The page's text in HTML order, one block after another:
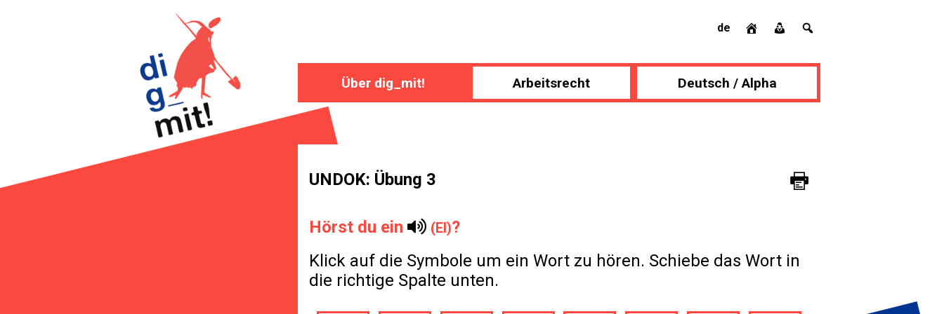
de
Über dig_mit! Arbeitsrecht Deutsch / Alpha
UNDOK: Übung 3
Hörst du ein (EI)?
Klick auf die Symbole um ein Wort zu hören. Schiebe das Wort in
die richtige Spalte unten.